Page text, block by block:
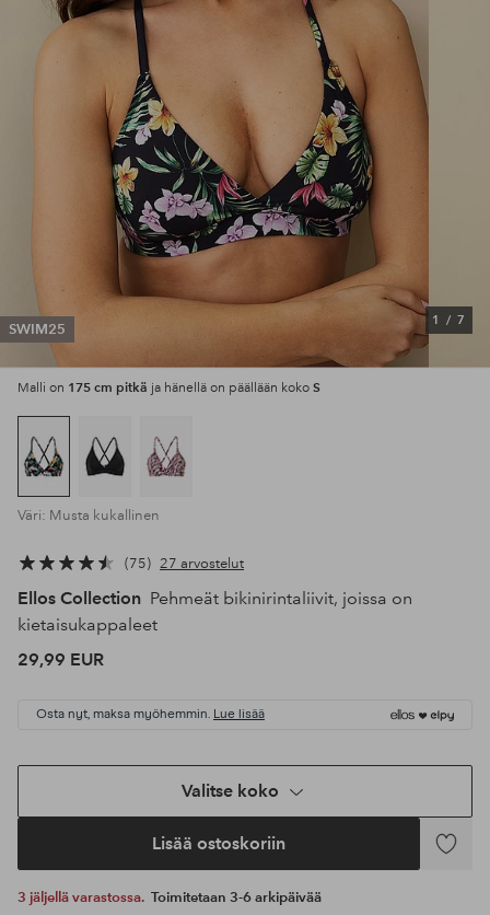
SWIM25
1 / 7
Malli on 175 cm pitkä ja hänellä on päällään koko S
Väri: Musta kukallinen
75 27 arvostelut
Ellos Collection Pehmeät bikinirintaliivit, joissa on
kietaisukappaleet
29,99 EUR
Osta nyt, maksa myöhemmin. Lue lisää
Valitse koko
Lisää ostoskoriin
Lisää
3 jäljellä varastossa. Toimitetaan 3-6 arkipäivää